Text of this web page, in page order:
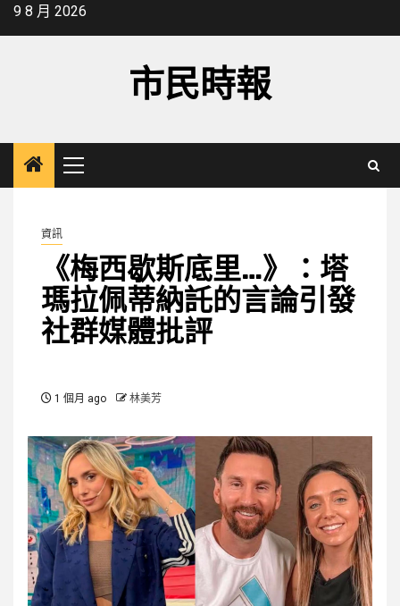
Skip9 8 月 2026
市民時報
Primary
Menu
資訊
《梅西歇斯底里…》：塔
瑪拉佩蒂納託的言論引發
社群媒體批評
1 個月 ago 林美芳